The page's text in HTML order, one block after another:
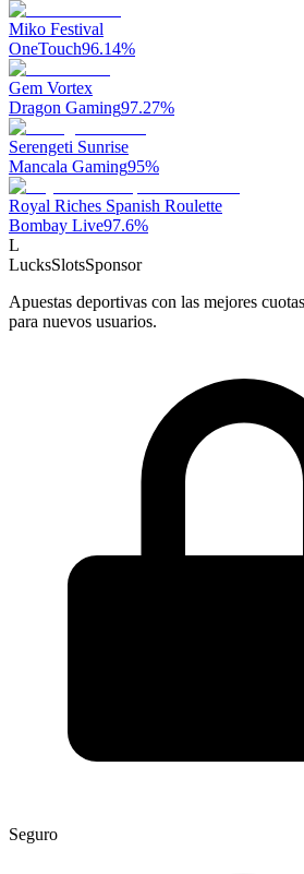
Miko Festival
OneTouch96.14%
Gem Vortex
Dragon Gaming97.27%
Serengeti Sunrise
Mancala Gaming95%
Royal Riches Spanish Roulette
Bombay Live97.6%
L
LucksSlotsSponsor
Apuestas deportivas con las mejores
para nuevos usuarios.
Seguro